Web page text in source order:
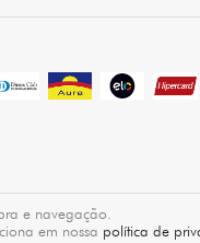
e navegação.
em nossa política de